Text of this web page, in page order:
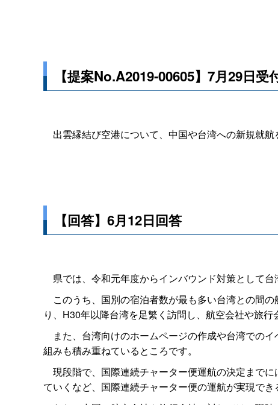
【提案No.A2019-00605】7月29日受
出雲縁結び空港について、中国や台湾への新規就航
【回答】6月12日回答
県では、令和元年度からインバウンド対策として
このうち、国別の宿泊者数が最も多い台湾との間
り、H30年以降台湾を足繁く訪問し、航空会社や旅行
また、台湾向けのホームページの作成や台湾での
組みも積み重ねているところです。
現段階で、国際連続チャーター便運航の決定まで
ていくなど、国際連続チャーター便の運航が実現でき